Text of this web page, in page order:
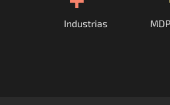
Industrias